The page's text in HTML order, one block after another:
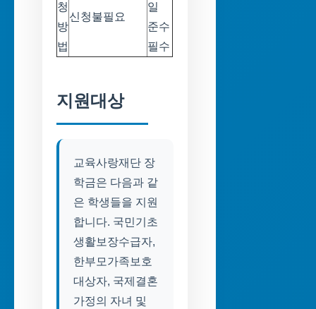
청
방
법
신청불필요
일
준수
필수
지원대상
교육사랑재단 장
학금은 다음과 같
은 학생들을 지원
합니다. 국민기초
생활보장수급자,
한부모가족보호
대상자, 국제결혼
가정의 자녀 및